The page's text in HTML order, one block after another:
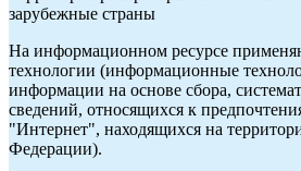
зарубежные страны
На информационном ресурсе
технологии (информационные
информации на основе сбора,
сведений, относящихся к
"Интернет", находящихся на
Федерации).